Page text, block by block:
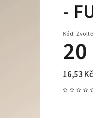
-
Kód:
16,53